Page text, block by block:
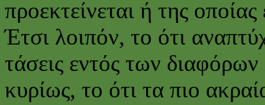
προεκτείνεται ή της
Έτσι λοιπόν, το ότι
τάσεις εντός των
κυρίως, το ότι τα πιο